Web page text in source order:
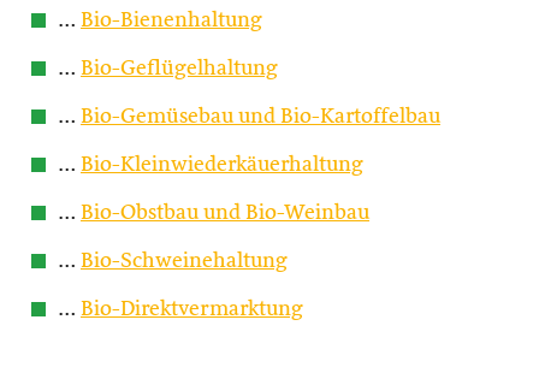
… Bio-Bienenhaltung
… Bio-Geflügelhaltung
… Bio-Gemüsebau und Bio-Kartoffelbau
… Bio-Kleinwiederkäuerhaltung
… Bio-Obstbau und Bio-Weinbau
… Bio-Schweinehaltung
… Bio-Direktvermarktung